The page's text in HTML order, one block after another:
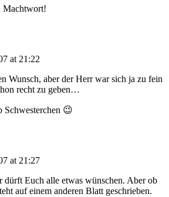
Machtwort!
at 21:22
Wunsch, aber der Herr war sich ja zu fein
recht zu geben…
Schwesterchen 😉
at 21:27
dürft Euch alle etwas wünschen. Aber ob
auf einem anderen Blatt geschrieben.